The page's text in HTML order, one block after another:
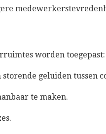
worden toegepast:
geluiden tussen
te maken.